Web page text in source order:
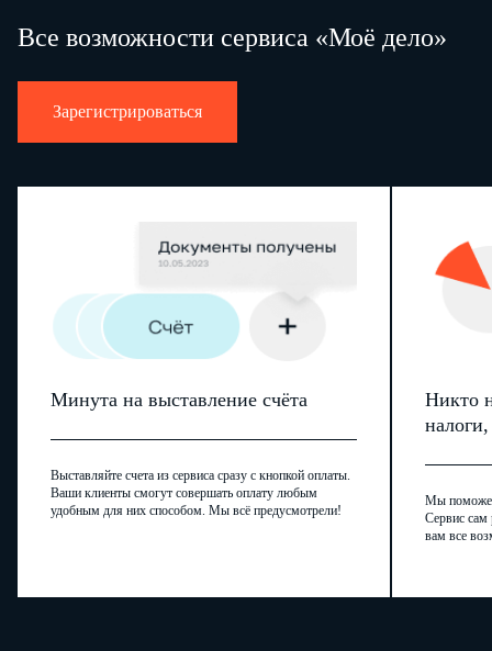
Все возможности сервиса «Моё дело»
Зарегистрироваться
Минута на выставление счёта
Выставляйте счета из сервиса сразу с кнопкой оплаты.
Ваши клиенты смогут совершать оплату любым
удобным для них способом. Мы всё предусмотрели!
Никто
Мы
Сервис сам
вам все